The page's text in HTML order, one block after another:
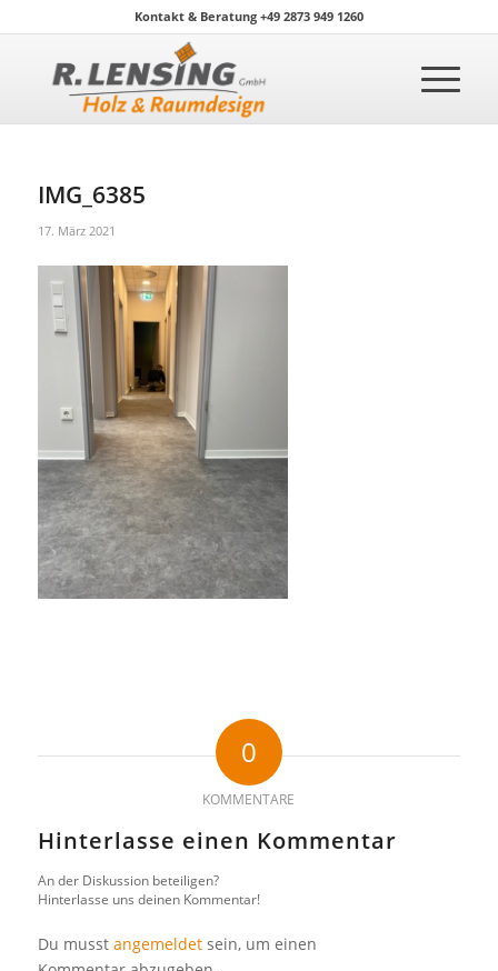
Kontakt & Beratung +49 2873 949 1260
IMG_6385
17. März 2021
0
KOMMENTARE
Hinterlasse einen Kommentar
An der Diskussion beteiligen?
Hinterlasse uns deinen Kommentar!
Du musst angemeldetsein, um einen